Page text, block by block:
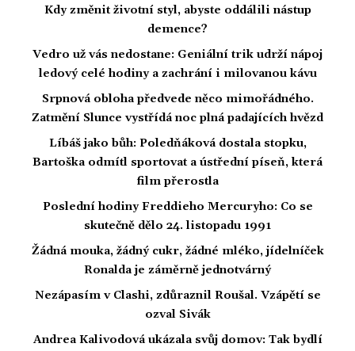
Kdy změnit životní styl, abyste oddálili nástup
demence?
Vedro už vás nedostane: Geniální trik udrží nápoj
ledový celé hodiny a zachrání i milovanou kávu
Srpnová obloha předvede něco mimořádného.
Zatmění Slunce vystřídá noc plná padajících hvězd
Líbáš jako bůh: Poledňáková dostala stopku,
Bartoška odmítl sportovat a ústřední píseň, která
film přerostla
Poslední hodiny Freddieho Mercuryho: Co se
skutečně dělo 24. listopadu 1991
Žádná mouka, žádný cukr, žádné mléko, jídelníček
Ronalda je záměrně jednotvárný
Nezápasím v Clashi, zdůraznil Roušal. Vzápětí se
ozval Sivák
Andrea Kalivodová ukázala svůj domov: Tak bydlí